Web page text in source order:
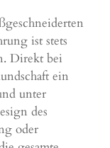
ist stets
Direkt bei
ein
unter
des
oder